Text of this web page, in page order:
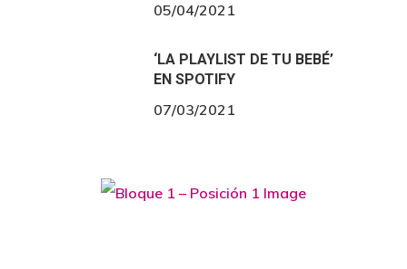
05/04/2021
‘LA PLAYLIST DE TU BEBÉ’
EN SPOTIFY
07/03/2021